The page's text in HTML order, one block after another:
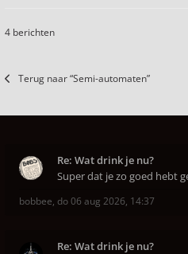
4 berichten
Terug naar “Semi-automaten”
Re: Wat drink je nu?
Super dat je zo goed hebt
bobbee, do 06 aug 2026, 14:37
Re: Wat drink je nu?